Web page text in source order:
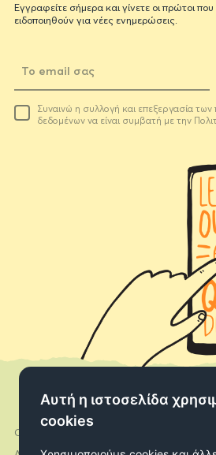
Αυτή η ιστοσελίδα
cookies
Εγγραφείτε σήμερα και γίνετε οι πρώτοι
ειδοποιηθούν για νέες ενημερώσεις.
emailΣυναινώ η συλλογή και επεξεργασία
δεδομένων να είναι συμβατή με την
Ο λογαριασμός μου